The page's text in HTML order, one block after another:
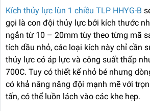
Kích thủy lực lùn 1 chiều TLP HHYG-B
gọi là con đội thủy lực bởi kích thước
ngắn từ 10 – 20mm tùy theo từng mã
tích dầu nhỏ, các loại kích này chỉ cần
thủy lực có áp lực và công suất thấp
700C. Tuy có thiết kế nhỏ bé nhưng
có khả năng nâng đội mạnh mẽ với
tấn, có thể luồn lách vào các khe hẹp.